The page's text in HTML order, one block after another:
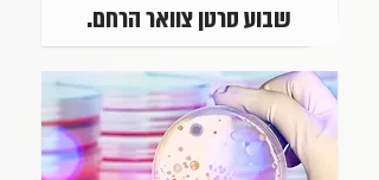
שבוע סרטן צוואר הרחם.